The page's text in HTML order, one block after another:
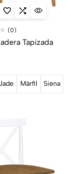
(0)
Tapizada
Jade Márfil Siena